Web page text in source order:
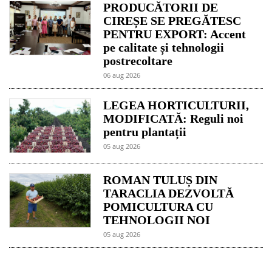
PRODUCĂTORII DE
CIREȘE SE PREGĂTESC
PENTRU EXPORT: Accent
pe calitate și tehnologii
postrecoltare
06 aug 2026
LEGEA HORTICULTURII,
MODIFICATĂ: Reguli noi
pentru plantații
05 aug 2026
ROMAN TULUȘ DIN
TARACLIA DEZVOLTĂ
POMICULTURA CU
TEHNOLOGII NOI
05 aug 2026